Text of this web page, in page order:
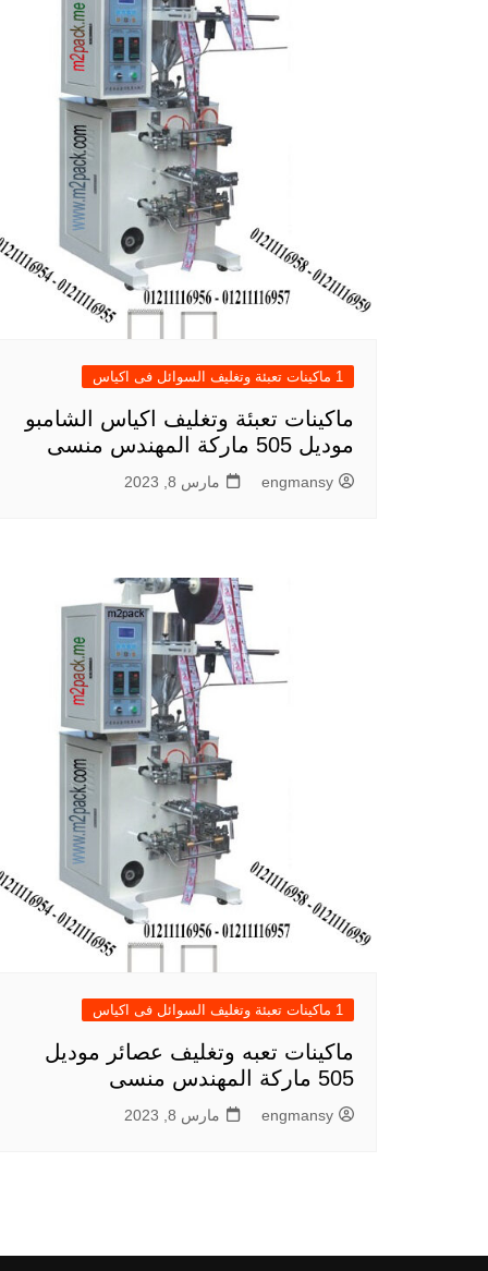
1 ماكينات تعبئة وتغليف السوائل فى اكياس
ماكينات تعبئة وتغليف اكياس الشامبو
موديل 505 ماركة المهندس منسى
engmansy مارس 8, 2023
1 ماكينات تعبئة وتغليف السوائل فى اكياس
ماكينات تعبه وتغليف عصائر موديل
505 ماركة المهندس منسى
engmansy مارس 8, 2023